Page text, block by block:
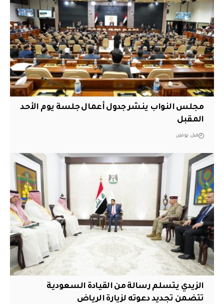
مجلس النواب ينشر جدول أعمال جلسة يوم الأحد
المقبل
قبل يومين
الزيدي يتسلم رسالة من القيادة السعودية
تتضمن تجديد دعوته لزيارة الرياض